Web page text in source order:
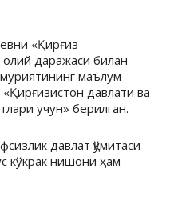
«Қирғиз
олий даражаси билан
маълум
давлати ва
учун» берилган.
давлат қўмитаси
кўкрак нишони ҳам